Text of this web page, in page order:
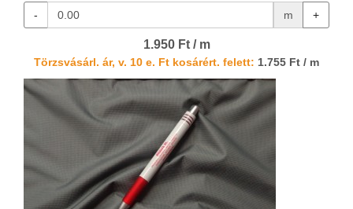
- m +
1.950 Ft / m
Törzsvásárl. ár, v. 10 e. Ft kosárért. felett: 1.755 Ft / m